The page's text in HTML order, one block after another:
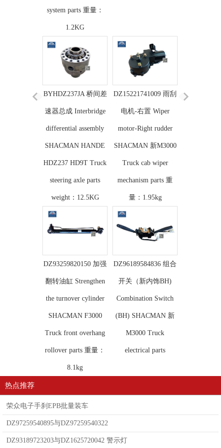
system parts 重量：
1.2KG
BYHDZ237JA 桥间差
速器总成 Interbridge
differential assembly
SHACMAN HANDE
HDZ237 HD9T Truck
steering axle parts
weight：12.5KG
DZ15221741009 雨刮
电机-右置 Wiper
motor-Right rudder
SHACMAN 新M3000
Truck cab wiper
mechanism parts 重
量：1.95kg
DZ93259820150 加强
翻转油缸 Strengthen
the turnover cylinder
SHACMAN F3000
Truck front overhang
rollover parts 重量：
8.1kg
DZ96189584836 组合
开关（新内饰BH)
Combination Switch
(BH) SHACMAN 新
M3000 Truck
electrical parts
热点推荐
荣众电子手刹EPB批量装车
DZ97259540895与DZ97259540322
DZ93189723203与DZ1625720042 警示灯